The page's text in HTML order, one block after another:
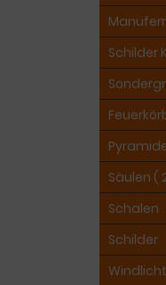
Schilder
Säulen (
Schalen
Schilder